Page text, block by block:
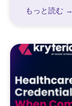
もっと読む →